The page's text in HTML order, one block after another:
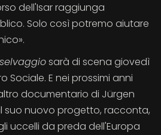
dell'Isar raggiunga
Solo così potremo aiutare
sarà di scena giovedì
Sociale. E nei prossimi anni
documentario di Jürgen
suo nuovo progetto, racconta,
uccelli da preda dell'Europa